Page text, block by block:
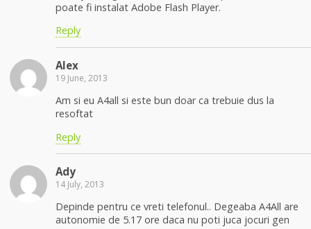
poate fi instalat Adobe Flash Player.
Reply
Alex
19 June, 2013
Am si eu A4all si este bun doar ca trebuie dus la
resoftat
Reply
Ady
14 July, 2013
Depinde pentru ce vreti telefonul.. Degeaba A4All are
autonomie de 5.17 ore daca nu poti juca jocuri gen